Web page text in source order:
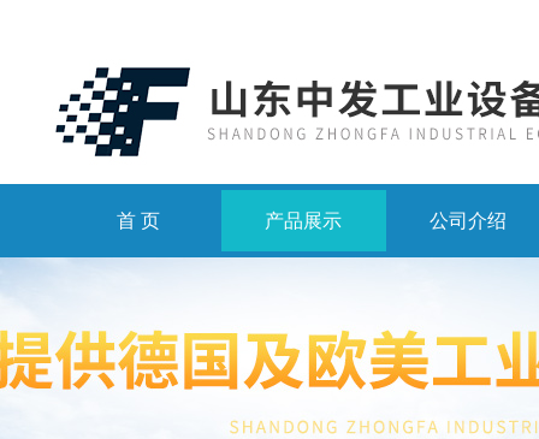
首 页 产品展示 公司介绍